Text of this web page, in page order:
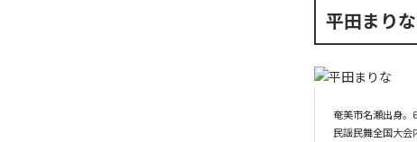
平田まりな
奄美市名瀬出身。
民謡民舞全国大会